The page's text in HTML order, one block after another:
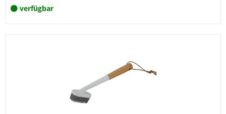
verfügbar